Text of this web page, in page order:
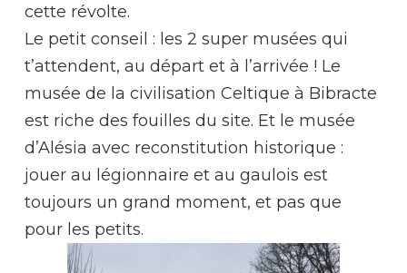
cette révolte.
Le petit conseil : les 2 super musées qui
t’attendent, au départ et à l’arrivée ! Le
musée de la civilisation Celtique à Bibracte
est riche des fouilles du site. Et le musée
d’Alésia avec reconstitution historique :
jouer au légionnaire et au gaulois est
toujours un grand moment, et pas que
pour les petits.